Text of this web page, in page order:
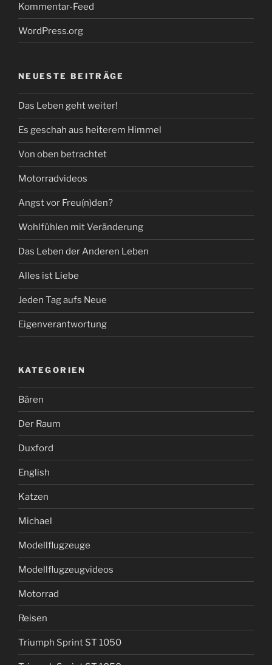
Kommentar-Feed
WordPress.org
NEUESTE BEITRÄGE
Das Leben geht weiter!
Es geschah aus heiterem Himmel
Von oben betrachtet
Motorradvideos
Angst vor Freu(n)den?
Wohlfühlen mit Veränderung
Das Leben der Anderen Leben
Alles ist Liebe
Jeden Tag aufs Neue
Eigenverantwortung
KATEGORIEN
Bären
Der Raum
Duxford
English
Katzen
Michael
Modellflugzeuge
Modellflugzeugvideos
Motorrad
Reisen
Triumph Sprint ST 1050